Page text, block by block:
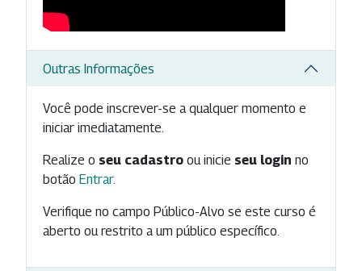
Outras Informações
Você pode inscrever-se a qualquer momento e
iniciar imediatamente.
Realize o seu cadastro ou inicie seu login no
botão Entrar.
Verifique no campo Público-Alvo se este curso é
aberto ou restrito a um público específico.